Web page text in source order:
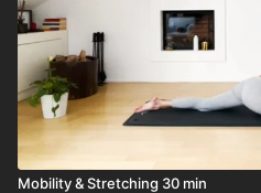
Mobility & Stretching 30 min